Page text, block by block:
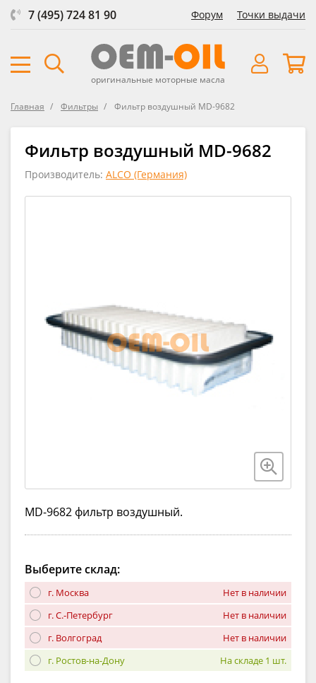
7 (495) 724 81 90 Форум Точки выдачи
оригинальные моторные масла
Главная Фильтры Фильтр воздушный MD-9682
Фильтр воздушный MD-9682
Производитель: ALCO (Германия)
MD-9682 фильтр воздушный.
Выберите склад:
г. Москва
Нет в наличии
г. С.-Петербург
Нет в наличии
г. Волгоград
Нет в наличии
г. Ростов-на-Дону
На складе 1 шт.